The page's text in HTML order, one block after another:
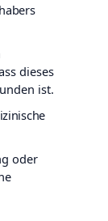
dieses
ist.
oder